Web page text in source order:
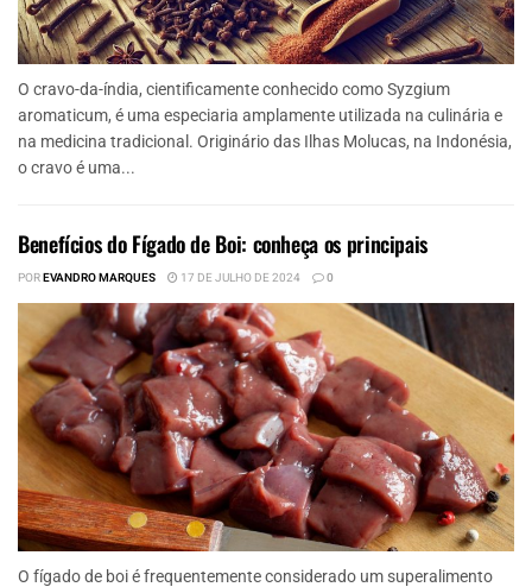
O cravo-da-índia, cientificamente conhecido como Syzgium
aromaticum, é uma especiaria amplamente utilizada na culinária e
na medicina tradicional. Originário das Ilhas Molucas, na Indonésia,
o cravo é uma...
Benefícios do Fígado de Boi: conheça os principais
POREVANDRO MARQUES 17 DE JULHO DE 2024 0
O fígado de boi é frequentemente considerado um superalimento